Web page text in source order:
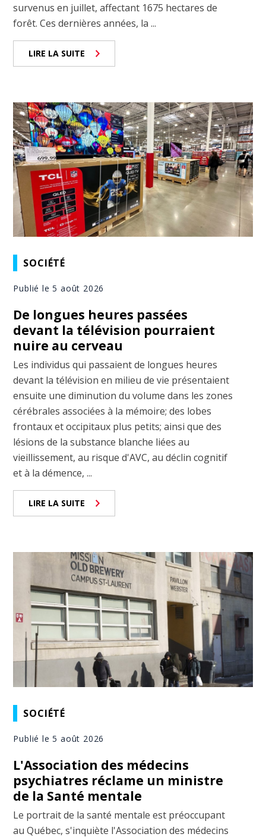
survenus en juillet, affectant 1675 hectares de
forêt. Ces dernières années, la ...
LIRE LA SUITE
SOCIÉTÉ
Publié le 5 août 2026
De longues heures passées
devant la télévision pourraient
nuire au cerveau
Les individus qui passaient de longues heures
devant la télévision en milieu de vie présentaient
ensuite une diminution du volume dans les zones
cérébrales associées à la mémoire; des lobes
frontaux et occipitaux plus petits; ainsi que des
lésions de la substance blanche liées au
vieillissement, au risque d'AVC, au déclin cognitif
et à la démence, ...
LIRE LA SUITE
SOCIÉTÉ
Publié le 5 août 2026
L'Association des médecins
psychiatres réclame un ministre
de la Santé mentale
Le portrait de la santé mentale est préoccupant
au Québec, s'inquiète l'Association des médecins